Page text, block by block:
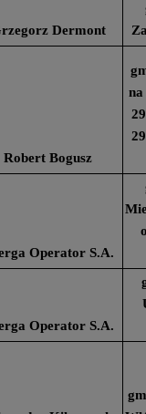
Dermont
Robert Bogusz
na
Operator S.A.
Operator S.A.